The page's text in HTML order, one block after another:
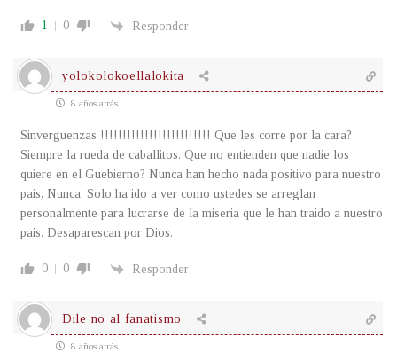
1 0 Responder
yolokolokoellalokita
8 años atrás
Sinverguenzas !!!!!!!!!!!!!!!!!!!!!!!!! Que les corre por la cara?
Siempre la rueda de caballitos. Que no entienden que nadie los
quiere en el Guebierno? Nunca han hecho nada positivo para nuestro
pais, Nunca. Solo ha ido a ver como ustedes se arreglan
personalmente para lucrarse de la miseria que le han traido a nuestro
pais. Desaparescan por Dios.
0 0 Responder
Dile no al fanatismo
8 años atrás